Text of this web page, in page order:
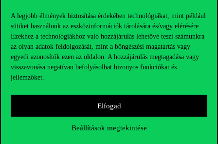
A legjobb élmények biztosítása érdekében technológiákat, mint például
sütiket használunk az eszközinformációk tárolására és/vagy elérésére.
Ezekhez a technológiákhoz való hozzájárulás lehetővé teszi számunkra
az olyan adatok feldolgozását, mint a böngészési magatartás vagy
egyedi azonosítók ezen az oldalon. A hozzájárulás megtagadása vagy
visszavonása negatívan befolyásolhat bizonyos funkciókat és
jellemzőket.
Elfogad
Beállítások megtekintése
Elérhetőségek
+36 1 482 5000
Kérdésed van a felvételivel kapcsolatban?